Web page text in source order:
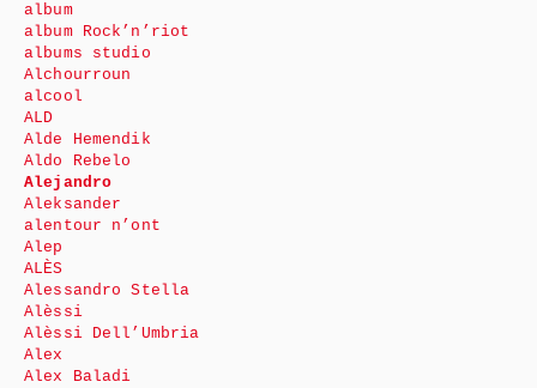
album
album Rock’n’riot
albums studio
Alchourroun
alcool
ALD
Alde Hemendik
Aldo Rebelo
Alejandro
Aleksander
alentour n’ont
Alep
ALÈS
Alessandro Stella
Alèssi
Alèssi Dell’Umbria
Alex
Alex Baladi